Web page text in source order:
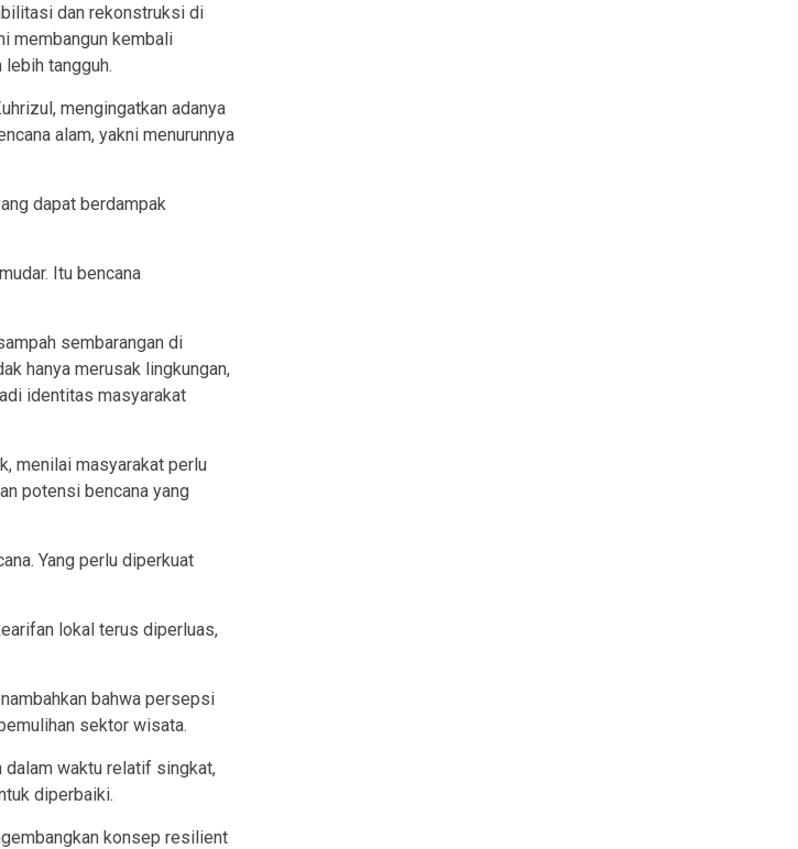
dan rekonstruksi di
membangun kembali
tangguh.
mengingatkan adanya
alam, yakni menurunnya
dapat berdampak
Itu bencana
sembarangan di
hanya merusak lingkungan,
identitas masyarakat
menilai masyarakat perlu
potensi bencana yang
Yang perlu diperkuat
lokal terus diperluas,
bahwa persepsi
sektor wisata.
dalam waktu relatif singkat,
diperbaiki.
konsep resilient